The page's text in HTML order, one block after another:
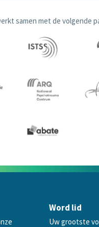
samen met de volgende
Word lid
Uw grootste